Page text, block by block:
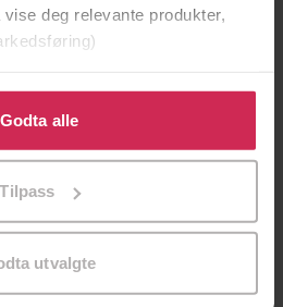
deg relevante produkter,
å gi oss ditt samtykke til å
formålene. Du kan også
spesifikke formål ved å klikke
Godta alle
Tilpass
utvalgte
179,-
(forfatter),Hannah Mileman